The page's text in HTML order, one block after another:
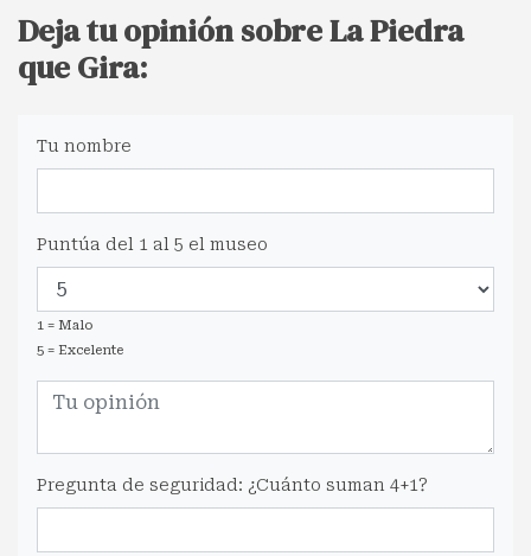
Deja tu opinión sobre La Piedra
que Gira:
Tu nombre
Puntúa del 1 al 5 el museo
1 = Malo
5 = Excelente
Pregunta de seguridad: ¿Cuánto suman 4+1?